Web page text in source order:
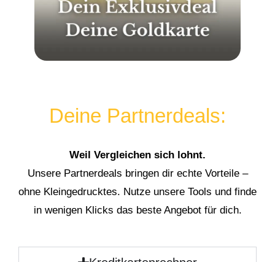
Deine Partnerdeals:
Weil Vergleichen sich lohnt.
Unsere Partnerdeals bringen dir echte Vorteile –
ohne Kleingedrucktes. Nutze unsere Tools und finde
in wenigen Klicks das beste Angebot für dich.